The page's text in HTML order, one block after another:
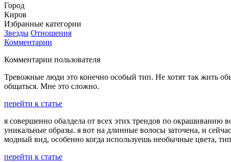
Город
Киров
Избранные категории
Звезды Отношения
Комментарии
Комментарии пользователя
Тревожные люди это конечно особый тип. Не хотят так жить
общаться. Мне это сложно.
перейти к статье
я совершенно обалдела от всех этих трендов по окрашиванию
уникальные образы. я вот на длинные волосы заточена, и
модный вид, особенно когда используешь необычные цвета,
перейти к статье